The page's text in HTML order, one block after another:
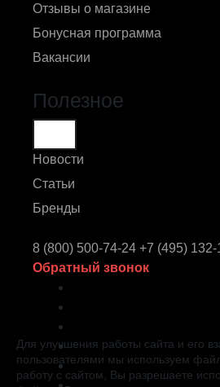
Отзывы о магазине
Бонусная программа
Вакансии
Полезное
Новости
Статьи
Бренды
8 (800) 500-74-24 +7 (495) 132-
Обратный звонок
Для улучшения работы сайта и его
пользователями мы используем
работу с сайтом, Вы разрешаете